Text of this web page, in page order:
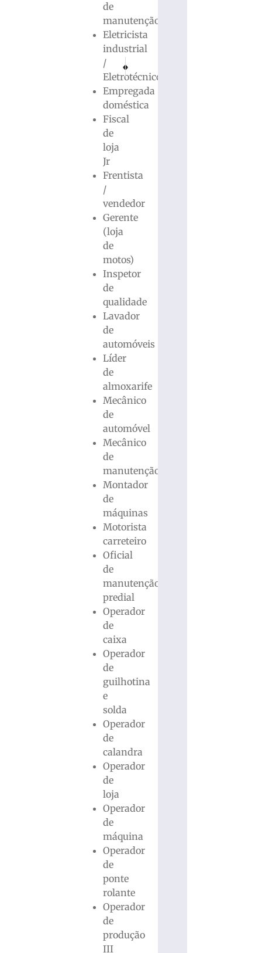
de
manutenção
Eletricista
industrial
/
Eletrotécnico
Empregada
doméstica
Fiscal
de
loja
Jr
Frentista
/
vendedor
Gerente
(loja
de
motos)
Inspetor
de
qualidade
Lavador
de
automóveis
Líder
de
almoxarife
Mecânico
de
automóvel
Mecânico
de
manutenção
Montador
de
máquinas
Motorista
carreteiro
Oficial
de
manutenção
predial
Operador
de
caixa
Operador
de
guilhotina
e
solda
Operador
de
calandra
Operador
de
loja
Operador
de
máquina
Operador
de
ponte
rolante
Operador
de
produção
III
Caminhão carregado com sucata
Estão abertas as inscrições para a I Copa